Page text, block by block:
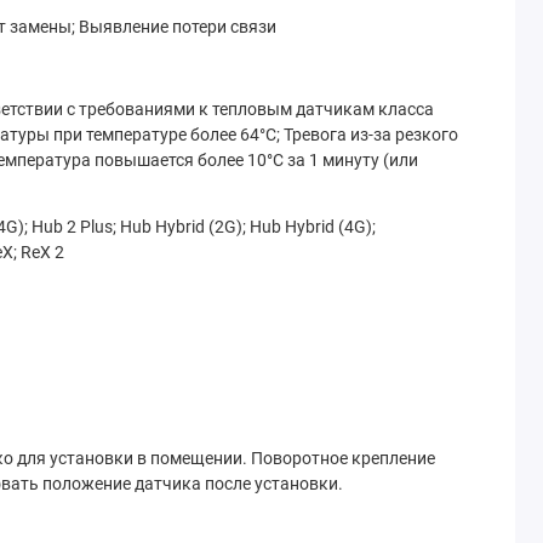
Выявление потери связи
с требованиями к тепловым датчикам класса
при температуре более 64°C; Тревога из-за резкого
повышается более 10°C за 1 минуту (или
Hub 2 Plus; Hub Hybrid (2G); Hub Hybrid (4G);
ReX 2
для установки в помещении. Поворотное крепление
положение датчика после установки.